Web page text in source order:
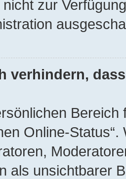
zur
verhindern,
Online-
als unsichtbarer